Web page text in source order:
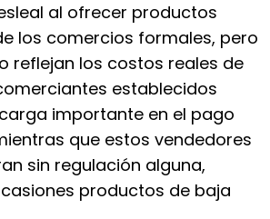
al ofrecer productos
los comercios formales, pero
reflejan los costos reales de
establecidos
importante en el pago
que estos vendedores
sin regulación alguna,
productos de baja